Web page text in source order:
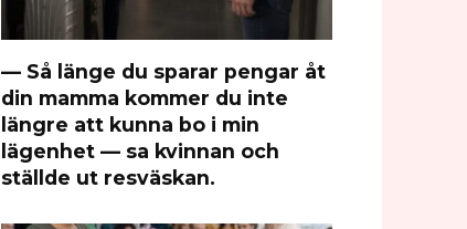
— Så länge du sparar pengar åt
din mamma kommer du inte
längre att kunna bo i min
lägenhet — sa kvinnan och
ställde ut resväskan.